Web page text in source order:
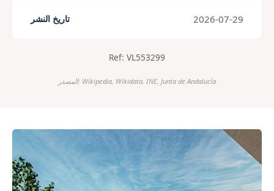
تاريخ النشر 2026-07-29
Ref: VL553299
المصدر: Wikipedia, Wikidata, INE, Junta de Andalucía